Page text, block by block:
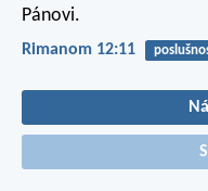
Pánovi.
Rimanom 12:11